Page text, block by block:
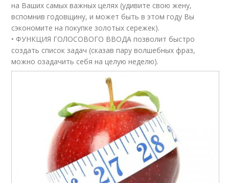
на Ваших самых важных целях (удивите свою жену,
вспомнив годовщину, и может быть в этом году Вы
сэкономите на покупке золотых сережек).
• ФУНКЦИЯ ГОЛОСОВОГО ВВОДА позволит быстро
создать список задач (сказав пару волшебных фраз,
можно озадачить себя на целую неделю).